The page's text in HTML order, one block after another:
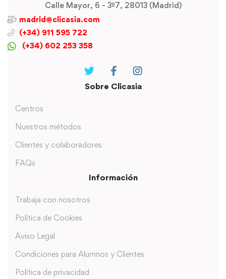
Calle Mayor, 6 - 3º7, 28013 (Madrid)
madrid@clicasia.com
(+34) 911 595 722
(+34) 602 253 358
Sobre Clicasia
Centros
Nuestros métodos
Clientes y colaboradores
FAQs
Información
Trabaja con nosotros
Política de Cookies
Aviso Legal
Condiciones para Alumnos y Clientes
Política de privacidad